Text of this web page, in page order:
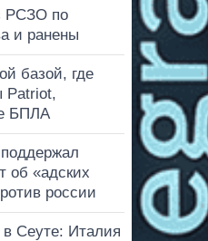
РСЗО по
и ранены
базой, где
Patriot,
БПЛА
об «адских
россии
Сеуте: Италия